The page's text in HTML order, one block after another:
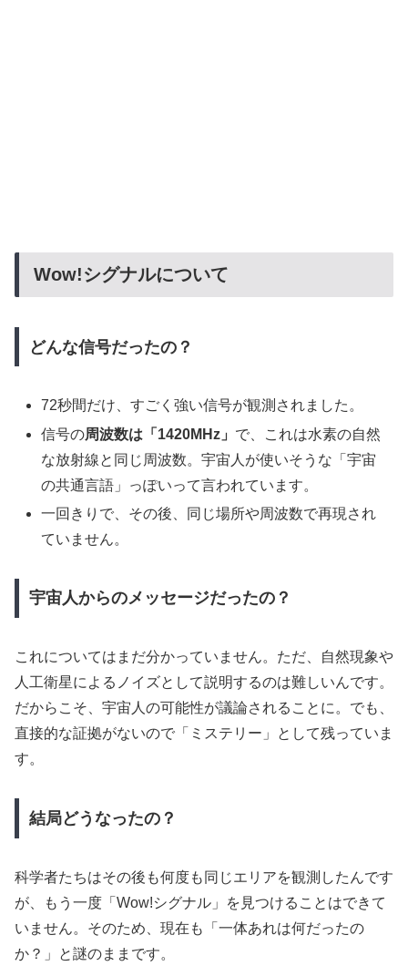
Wow!シグナルについて
どんな信号だったの？
72秒間だけ、すごく強い信号が観測されました。
信号の周波数は「1420MHz」 で、これは水素の自然
な放射線と同じ周波数。宇宙人が使いそうな「宇宙
の共通言語」っぽいって言われています。
一回きりで、その後、同じ場所や周波数で再現され
ていません。
宇宙人からのメッセージだったの？
これについてはまだ分かっていません。ただ、自然現象や
人工衛星によるノイズとして説明するのは難しいんです。
だからこそ、宇宙人の可能性が議論されることに。でも、
直接的な証拠がないので「ミステリー」として残っていま
す。
結局どうなったの？
科学者たちはその後も何度も同じエリアを観測したんです
が、もう一度「Wow!シグナル」を見つけることはできて
いません。そのため、現在も「一体あれは何だったの
か？」と謎のままです。